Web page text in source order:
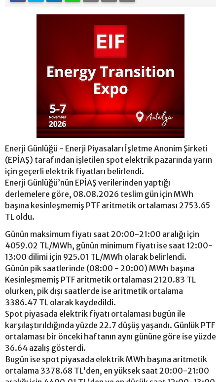
Enerji Günlüğü - Enerji Piyasaları İşletme Anonim Şirketi
(EPİAŞ) tarafından işletilen spot elektrik pazarında yarın
için geçerli elektrik fiyatları belirlendi.
Enerji Günlüğü’nün EPİAŞ verilerinden yaptığı
derlemelere göre, 08.08.2026 teslim gün için MWh
başına kesinleşmemiş PTF aritmetik ortalaması 2753.65
TL oldu.
Günün maksimum fiyatı saat 20:00-21:00 aralığı için
4059.02 TL/MWh, günün minimum fiyatı ise saat 12:00-
13:00 dilimi için 925.01 TL/MWh olarak belirlendi.
Günün pik saatlerinde (08:00 - 20:00) MWh başına
Kesinleşmemiş PTF aritmetik ortalaması 2120.83 TL
olurken, pik dışı saatlerde ise aritmetik ortalama
3386.47 TL olarak kaydedildi.
Spot piyasada elektrik fiyatı ortalaması bugün ile
karşılaştırıldığında yüzde 22.7 düşüş yaşandı. Günlük PTF
ortalaması bir önceki haftanın aynı gününe göre ise yüzde
36.64 azalış gösterdi.
Bugün ise spot piyasada elektrik MWh başına aritmetik
ortalama 3378.68 TL'den, en yüksek saat 20:00-21:00